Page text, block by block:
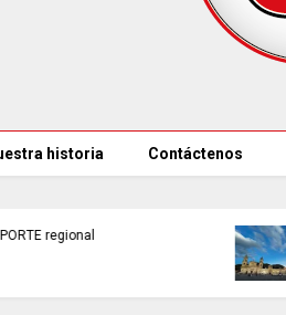
historia Contáctenos
regional